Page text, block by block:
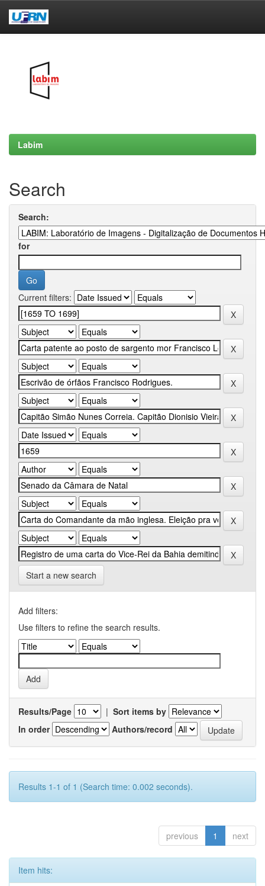
Labim
Search
Search:
for
Current filters:
Start a new search
Add filters:
Use filters to refine the search results.
Results/Page | Sort items by
In order
Authors/record
Results 1-1 of 1 (Search time: 0.002 seconds).
previous 1 next
Item hits: